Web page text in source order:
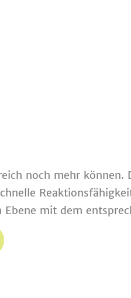
noch mehr
mit dem